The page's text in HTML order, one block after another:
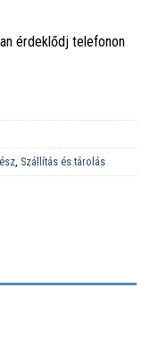
érdeklődj telefonon
, Szállítás és tárolás